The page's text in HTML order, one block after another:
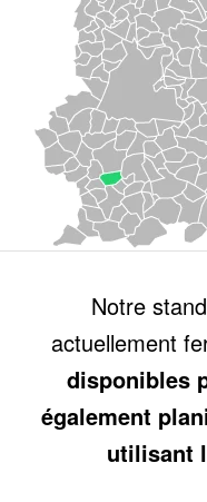
Notre
actuellement
disponibles
également
utilisant